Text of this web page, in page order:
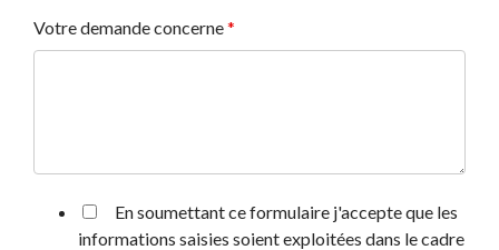
Votre demande concerne*
En soumettant ce formulaire j'accepte que les
informations saisies soient exploitées dans le cadre